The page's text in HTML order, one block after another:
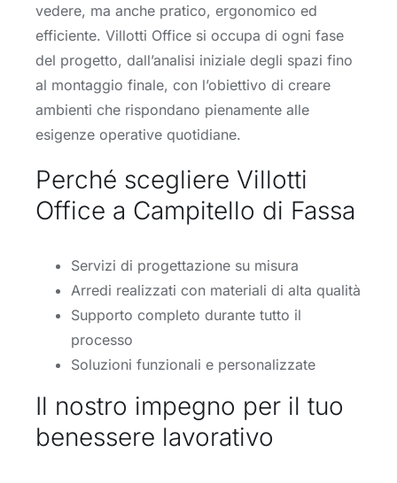
vedere, ma anche pratico, ergonomico ed
efficiente. Villotti Office si occupa di ogni fase
del progetto, dall’analisi iniziale degli spazi fino
al montaggio finale, con l’obiettivo di creare
ambienti che rispondano pienamente alle
esigenze operative quotidiane.
Perché scegliere Villotti
Office a Campitello di Fassa
Servizi di progettazione su misura
Arredi realizzati con materiali di alta qualità
Supporto completo durante tutto il
processo
Soluzioni funzionali e personalizzate
Il nostro impegno per il tuo
benessere lavorativo